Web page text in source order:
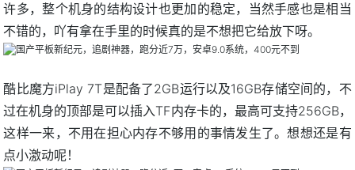
许多，整个机身的结构设计也更加的稳定，当然手感也是相当
不错的，吖有拿在手里的时候真的是不想把它给放下呀。
酷比魔方iPlay 7T是配备了2GB运行以及16GB存储空间的，不
过在机身的顶部是可以插入TF内存卡的，最高可支持256GB，
这样一来，不用在担心内存不够用的事情发生了。想想还是有
点小激动呢！